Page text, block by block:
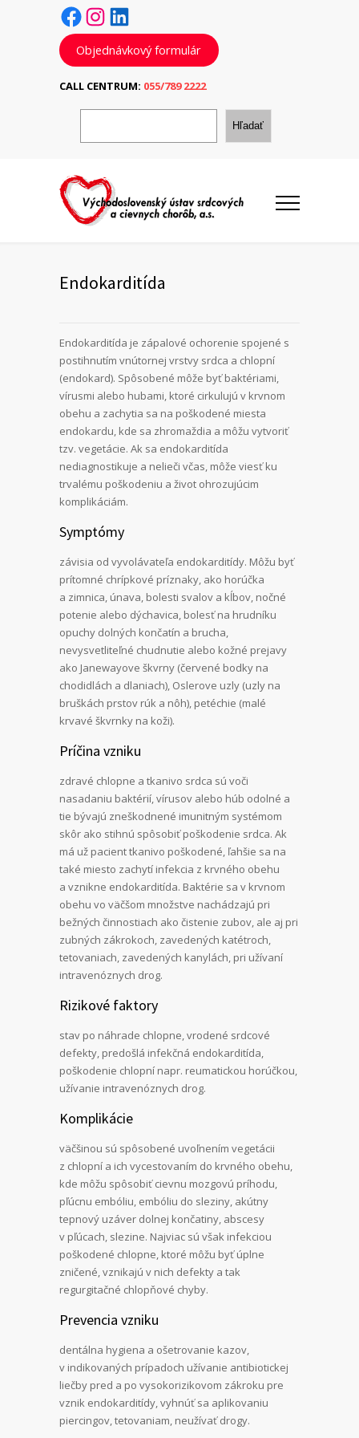
Facebook Instagram LinkedIn
Objednávkový formulár
CALL CENTRUM: 055/789 2222
H
d
Hľadať
Endokarditída
Endokarditída je zápalové ochorenie spojené s
postihnutím vnútornej vrstvy srdca a chlopní
(endokard). Spôsobené môže byť baktériami,
vírusmi alebo hubami, ktoré cirkulujú v krvnom
obehu a zachytia sa na poškodené miesta
endokardu, kde sa zhromaždia a môžu vytvoriť
tzv. vegetácie. Ak sa endokarditída
nediagnostikuje a nelieči včas, môže viesť ku
trvalému poškodeniu a život ohrozujúcim
komplikáciám.
Symptómy
závisia od vyvolávateľa endokarditídy. Môžu byť
prítomné chrípkové príznaky, ako horúčka
a zimnica, únava, bolesti svalov a kĺbov, nočné
potenie alebo dýchavica, bolesť na hrudníku
opuchy dolných končatín a brucha,
nevysvetliteľné chudnutie alebo kožné prejavy
ako Janewayove škvrny (červené bodky na
chodidlách a dlaniach), Oslerove uzly (uzly na
bruškách prstov rúk a nôh), petéchie (malé
krvavé škvrnky na koži).
Príčina vzniku
zdravé chlopne a tkanivo srdca sú voči
nasadaniu baktérií, vírusov alebo húb odolné a
tie bývajú zneškodnené imunitným systémom
skôr ako stihnú spôsobiť poškodenie srdca. Ak
má už pacient tkanivo poškodené, ľahšie sa na
také miesto zachytí infekcia z krvného obehu
a vznikne endokarditída. Baktérie sa v krvnom
obehu vo väčšom množstve nachádzajú pri
bežných činnostiach ako čistenie zubov, ale aj pri
zubných zákrokoch, zavedených katétroch,
tetovaniach, zavedených kanylách, pri užívaní
intravenóznych drog.
Rizikové faktory
stav po náhrade chlopne, vrodené srdcové
defekty, predošlá infekčná endokarditída,
poškodenie chlopní napr. reumatickou horúčkou,
užívanie intravenóznych drog.
Komplikácie
väčšinou sú spôsobené uvoľnením vegetácii
z chlopní a ich vycestovaním do krvného obehu,
kde môžu spôsobiť cievnu mozgovú príhodu,
pľúcnu embóliu, embóliu do sleziny, akútny
tepnový uzáver dolnej končatiny, abscesy
v pľúcach, slezine. Najviac sú však infekciou
poškodené chlopne, ktoré môžu byť úplne
zničené, vznikajú v nich defekty a tak
regurgitačné chlopňové chyby.
Prevencia vzniku
dentálna hygiena a ošetrovanie kazov,
v indikovaných prípadoch užívanie antibiotickej
liečby pred a po vysokorizikovom zákroku pre
vznik endokarditídy, vyhnúť sa aplikovaniu
piercingov, tetovaniam, neužívať drogy.